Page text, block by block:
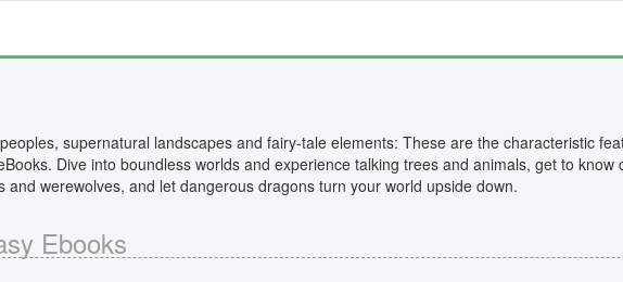
supernatural landscapes and fairy-tale elements: These are the characteristic
Dive into boundless worlds and experience talking trees and animals, get to know
and werewolves, and let dangerous dragons turn your world upside down.
Ebooks